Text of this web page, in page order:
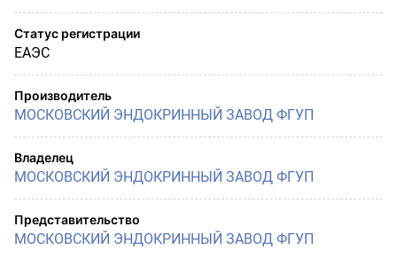
Статус регистрации
ЕАЭС
Производитель
МОСКОВСКИЙ ЭНДОКРИННЫЙ ЗАВОД ФГУП
Владелец
МОСКОВСКИЙ ЭНДОКРИННЫЙ ЗАВОД ФГУП
Представительство
МОСКОВСКИЙ ЭНДОКРИННЫЙ ЗАВОД ФГУП